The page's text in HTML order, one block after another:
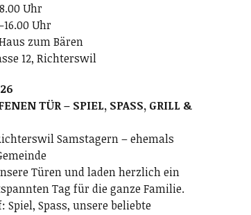
Uhr
Uhr
zum Bären
12, Richterswil
TÜR – SPIEL, SPASS, GRILL &
Samstagern – ehemals
Türen und laden herzlich ein
Tag für die ganze Familie.
Spiel, Spass, unsere beliebte